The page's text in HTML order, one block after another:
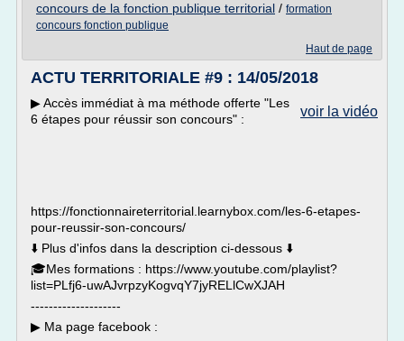
concours de la fonction publique territorial / formation
concours fonction publique
Haut de page
ACTU TERRITORIALE #9 : 14/05/2018
voir la vidéo
▶︎ Accès immédiat à ma méthode offerte "Les
6 étapes pour réussir son concours" :
https://fonctionnaireterritorial.learnybox.com/les-6-etapes-
pour-reussir-son-concours/
⬇️ Plus d'infos dans la description ci-dessous ⬇️
🎓Mes formations : https://www.youtube.com/playlist?
list=PLfj6-uwAJvrpzyKogvqY7jyRELlCwXJAH
--------------------
▶︎ Ma page facebook :